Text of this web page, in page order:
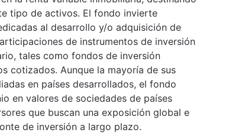
tipo de activos. El fondo invierte
al desarrollo y/o adquisición de
de instrumentos de inversión
tales como fondos de inversión
cotizados. Aunque la mayoría de sus
en países desarrollados, el fondo
en valores de sociedades de países
que buscan una exposición global e
de inversión a largo plazo.